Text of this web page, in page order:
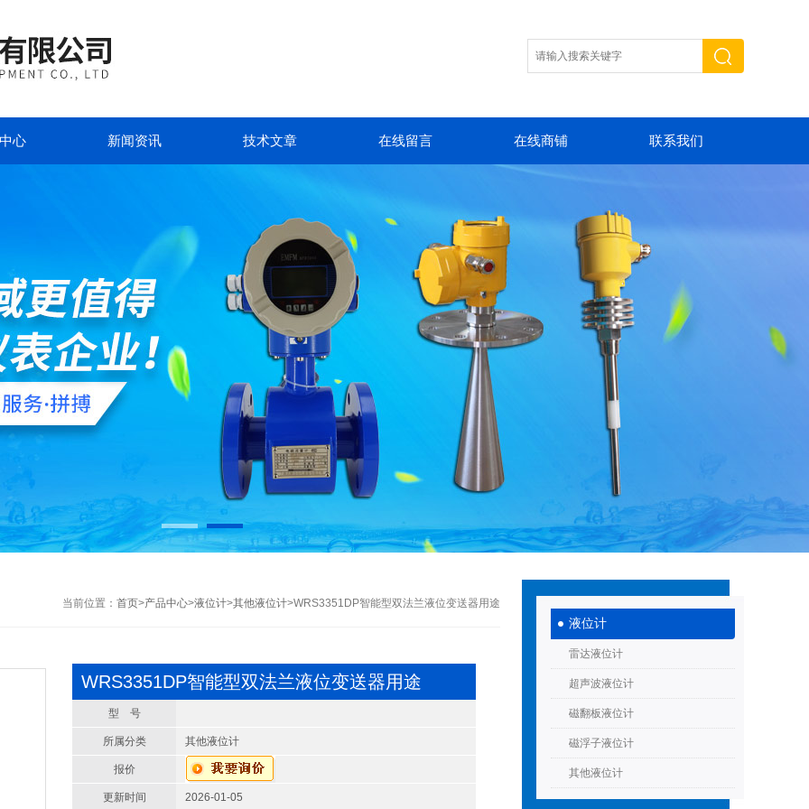
心 新闻资讯 技术文章 在线留言 在线商铺 联系我们
液位计
雷达液位计
超声波液位计
磁翻板液位计
磁浮子液位计
其他液位计
当前位置： 首页>产品中心>液位计>其他液位计>WRS3351DP智能型双法兰液位变送器用途
WRS3351DP智能型双法兰液位变送器用途
型 号
所属分类 其他液位计
报价
更新时间 2026-01-05